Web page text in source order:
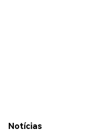
Notícias